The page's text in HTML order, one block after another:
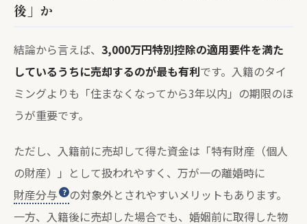
後」か
結論から言えば、 3,000万円特別控除の適用要件を満た
しているうちに売却するのが最も有利です。入籍のタイ
ミングよりも「住まなくなってから3年以内」の期限のほ
うが重要です。
ただし、入籍前に売却して得た資金は「特有財産（個人
の財産）」として扱われやすく、万が一の離婚時に
財産分与
の対象外とされやすいメリットもあります。
一方、入籍後に売却した場合でも、婚姻前に取得した物